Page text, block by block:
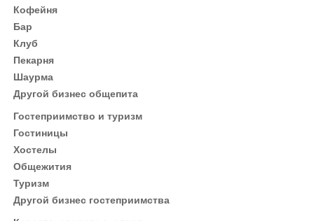
Кофейня
Бар
Клуб
Пекарня
Шаурма
Другой бизнес общепита
Гостеприимство и туризм
Гостиницы
Хостелы
Общежития
Туризм
Другой бизнес гостеприимства